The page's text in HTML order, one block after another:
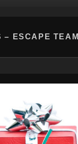
– ESCAPE TEAM